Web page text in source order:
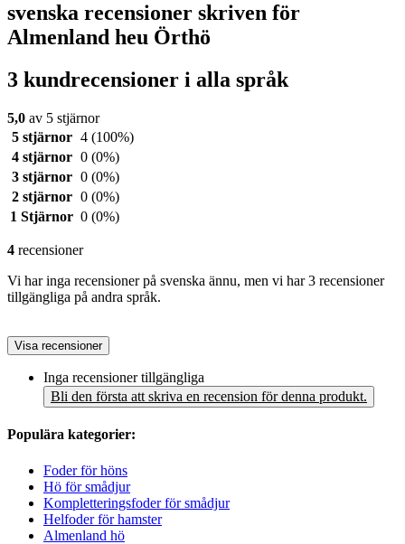
svenska recensioner skriven för
Almenland heu Örthö
3 kundrecensioner i alla språk
5,0 av 5 stjärnor
5 stjärnor 4 (100%)
4 stjärnor 0 (0%)
3 stjärnor 0 (0%)
2 stjärnor 0 (0%)
1 Stjärnor 0 (0%)
4 recensioner
Vi har inga recensioner på svenska ännu, men vi har 3 recensioner
tillgängliga på andra språk.
Visa recensioner
Inga recensioner tillgängliga
Bli den första att skriva en recension för denna produkt.
Populära kategorier:
Foder för höns
Hö för smådjur
Kompletteringsfoder för smådjur
Helfoder för hamster
Almenland hö